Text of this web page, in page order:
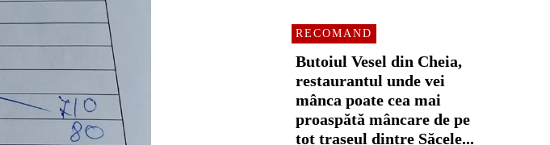
RECOMAND
Butoiul Vesel din Cheia,
restaurantul unde vei
mânca poate cea mai
proaspătă mâncare de pe
tot traseul dintre Săcele...